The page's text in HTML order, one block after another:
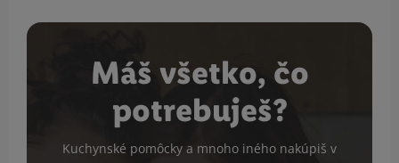
Máš všetko, čo
potrebuješ?
Kuchynské pomôcky a mnoho iného nakúpiš v